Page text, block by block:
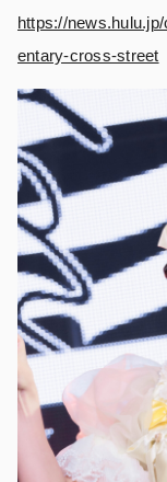
https://
entary-cross-street